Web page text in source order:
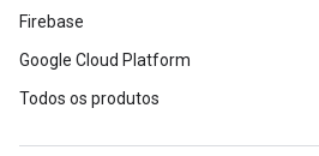
Firebase
Google Cloud Platform
Todos os produtos